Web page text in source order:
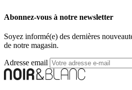
Abonnez-vous à notre newsletter
Soyez informé(e) des dernières
de notre magasin.
Adresse email